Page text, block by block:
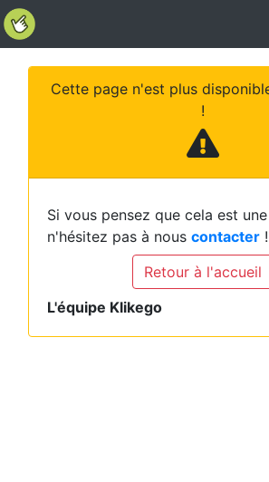
Cette page n'est plus
!
Si vous pensez que cela est
n'hésitez pas à nous contacter !
Retour à l'accueil
L'équipe Klikego